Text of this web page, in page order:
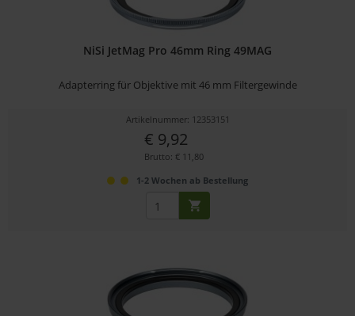
NiSi JetMag Pro 46mm Ring 49MAG
Adapterring für Objektive mit 46 mm Filtergewinde
Artikelnummer: 12353151
€ 9,92
Brutto: € 11,80
1-2 Wochen ab Bestellung